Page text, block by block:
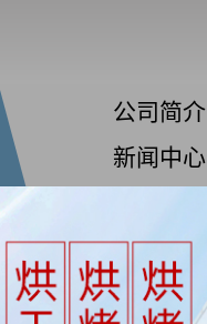
公司简介
新闻中心